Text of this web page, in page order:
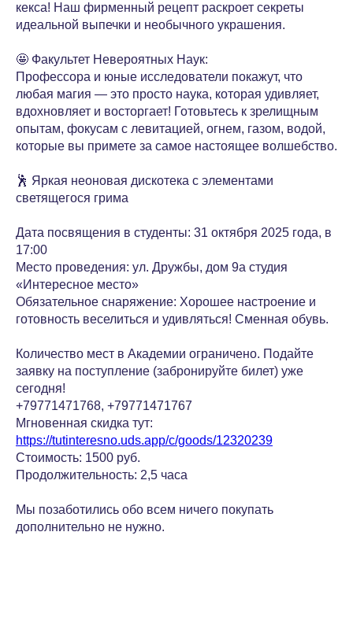
кекса! Наш фирменный рецепт раскроет секреты
идеальной выпечки и необычного украшения.
🤩 Факультет Невероятных Наук:
Профессора и юные исследователи покажут, что
любая магия — это просто наука, которая удивляет,
вдохновляет и восторгает! Готовьтесь к зрелищным
опытам, фокусам с левитацией, огнем, газом, водой,
которые вы примете за самое настоящее волшебство.
🕺 Яркая неоновая дискотека с элементами
светящегося грима
Дата посвящения в студенты: 31 октября 2025 года, в
17:00
Место проведения: ул. Дружбы, дом 9а студия
«Интересное место»
Обязательное снаряжение: Хорошее настроение и
готовность веселиться и удивляться! Сменная обувь.
Количество мест в Академии ограничено. Подайте
заявку на поступление (забронируйте билет) уже
сегодня!
+79771471768, +79771471767
Мгновенная скидка тут:
https://tutinteresno.uds.app/c/goods/12320239
Стоимость: 1500 руб.
Продолжительность: 2,5 часа
Мы позаботились обо всем ничего покупать
дополнительно не нужно.